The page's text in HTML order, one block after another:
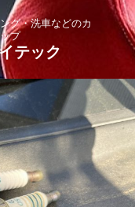
グ・洗車などのカ
プ
テック